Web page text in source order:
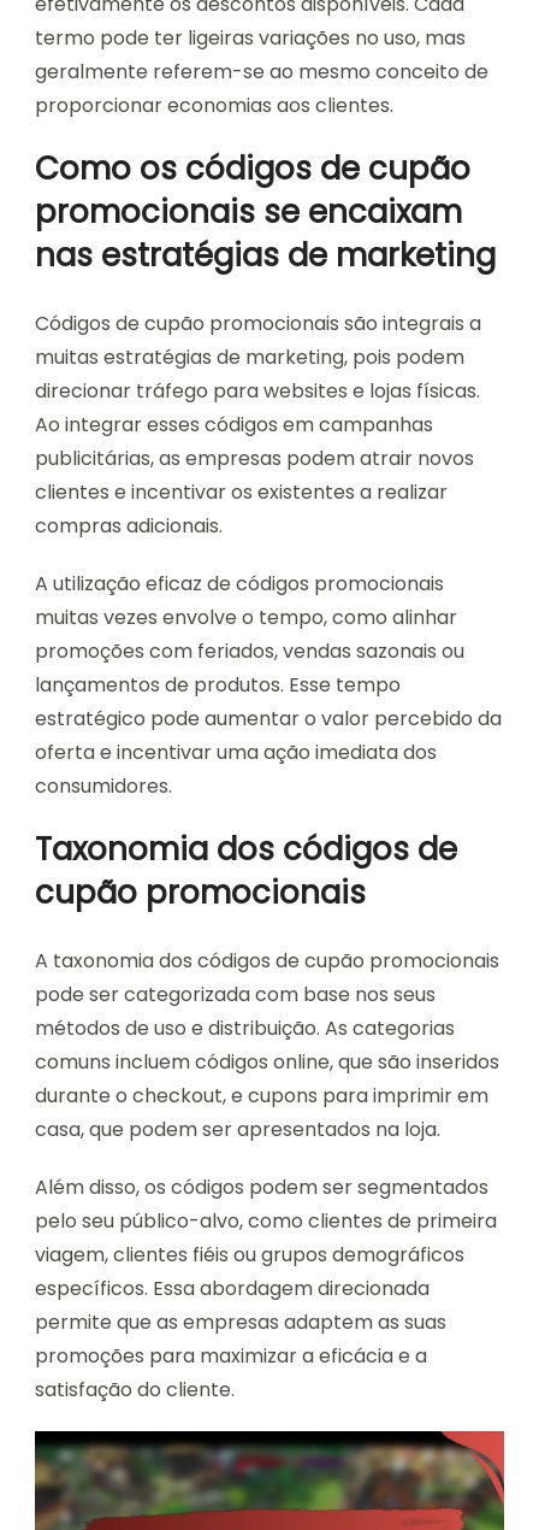
termo pode ter ligeiras variações no uso, mas
geralmente referem-se ao mesmo conceito de
proporcionar economias aos clientes.
Como os códigos de cupão
promocionais se encaixam
nas estratégias de marketing
Códigos de cupão promocionais são integrais a
muitas estratégias de marketing, pois podem
direcionar tráfego para websites e lojas físicas.
Ao integrar esses códigos em campanhas
publicitárias, as empresas podem atrair novos
clientes e incentivar os existentes a realizar
compras adicionais.
A utilização eficaz de códigos promocionais
muitas vezes envolve o tempo, como alinhar
promoções com feriados, vendas sazonais ou
lançamentos de produtos. Esse tempo
estratégico pode aumentar o valor percebido da
oferta e incentivar uma ação imediata dos
consumidores.
Taxonomia dos códigos de
cupão promocionais
A taxonomia dos códigos de cupão promocionais
pode ser categorizada com base nos seus
métodos de uso e distribuição. As categorias
comuns incluem códigos online, que são inseridos
durante o checkout, e cupons para imprimir em
casa, que podem ser apresentados na loja.
Além disso, os códigos podem ser segmentados
pelo seu público-alvo, como clientes de primeira
viagem, clientes fiéis ou grupos demográficos
específicos. Essa abordagem direcionada
permite que as empresas adaptem as suas
promoções para maximizar a eficácia e a
satisfação do cliente.